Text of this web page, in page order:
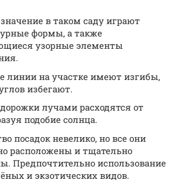
в таком саду играют
формы, а также
узорные элементы
линии на участке имеют изгибы,
избегают.
лучами расходятся от
подобие солнца.
посадок невелико, но все они
расположены и тщательно
Предпочтительно использование
и экзотических видов.